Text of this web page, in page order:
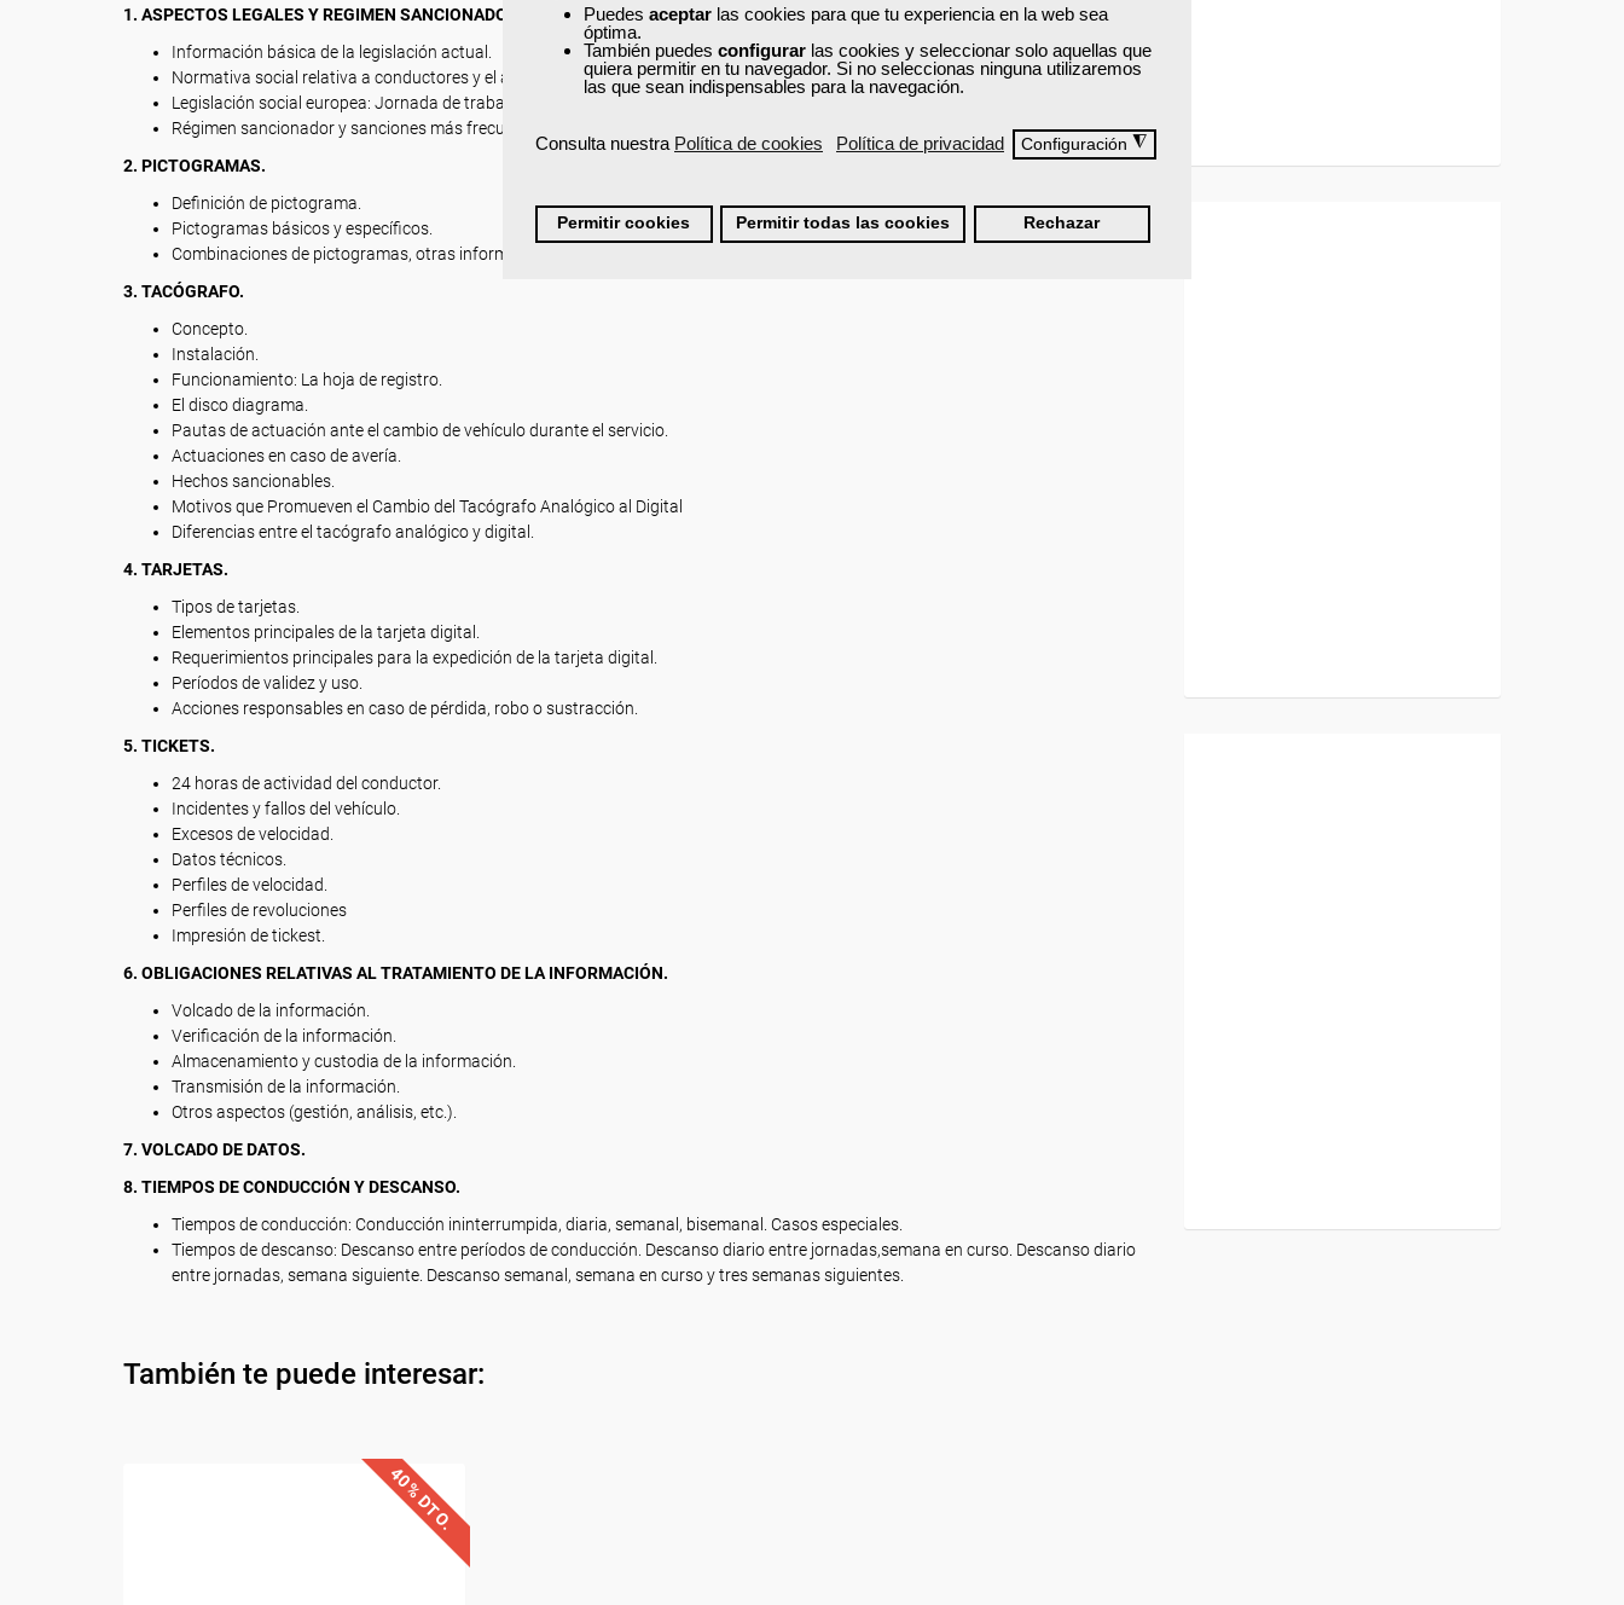
Puedes aceptar las cookies para que tu experiencia en la web sea
óptima.
También puedes configurar las cookies y seleccionar solo aquellas que
quiera permitir en tu navegador. Si no seleccionas ninguna utilizaremos
las que sean indispensables para la navegación.
Consulta nuestra Política de cookies Política de privacidad Configuración ◮
Permitir cookies Permitir todas las cookies Rechazar
1. ASPECTOS LEGALES Y REGIMEN SANCIONADOR.
Información básica de la legislación actual.
Normativa social relativa a conductores y el aparato de control.
Legislación social europea: Jornada de trabajo, funciones del tacógrafo digital.
Régimen sancionador y sanciones más frecuentes.
2. PICTOGRAMAS.
Definición de pictograma.
Pictogramas básicos y específicos.
Combinaciones de pictogramas, otras informaciones que aparecen en pantalla.
3. TACÓGRAFO.
Concepto.
Instalación.
Funcionamiento: La hoja de registro.
El disco diagrama.
Pautas de actuación ante el cambio de vehículo durante el servicio.
Actuaciones en caso de avería.
Hechos sancionables.
Motivos que Promueven el Cambio del Tacógrafo Analógico al Digital
Diferencias entre el tacógrafo analógico y digital.
4. TARJETAS.
Tipos de tarjetas.
Elementos principales de la tarjeta digital.
Requerimientos principales para la expedición de la tarjeta digital.
Períodos de validez y uso.
Acciones responsables en caso de pérdida, robo o sustracción.
5. TICKETS.
24 horas de actividad del conductor.
Incidentes y fallos del vehículo.
Excesos de velocidad.
Datos técnicos.
Perfiles de velocidad.
Perfiles de revoluciones
Impresión de tickest.
6. OBLIGACIONES RELATIVAS AL TRATAMIENTO DE LA INFORMACIÓN.
Volcado de la información.
Verificación de la información.
Almacenamiento y custodia de la información.
Transmisión de la información.
Otros aspectos (gestión, análisis, etc.).
7. VOLCADO DE DATOS.
8. TIEMPOS DE CONDUCCIÓN Y DESCANSO.
Tiempos de conducción: Conducción ininterrumpida, diaria, semanal, bisemanal. Casos especiales.
Tiempos de descanso: Descanso entre períodos de conducción. Descanso diario entre jornadas,semana en curso. Descanso diario
entre jornadas, semana siguiente. Descanso semanal, semana en curso y tres semanas siguientes.
También te puede interesar:
40% DTO.